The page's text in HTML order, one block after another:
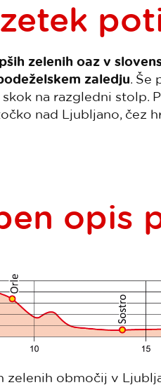
zelenih oaz v
zaledju. Še
na razgledni stolp.
nad Ljubljano, čez
opis
zelenih območij v